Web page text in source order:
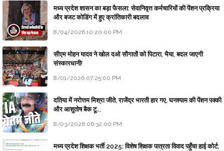
मध्य प्रदेश शासन का बड़ा फैसला: सेवानिवृत्त कर्मचारियों की पेंशन प्रक्रिया
और बजट कोडिंग में हुए क्रांतिकारी बदलाव
8/04/2026 10:20:00 PM
सीएम मोहन यादव ने खोल दओ सौगातों को पिटारा, भैया, बदल जाएगी
संस्कारधानी!
8/01/2026 07:25:00 PM
दतिया में नरोत्तम मिश्रा जीते, राजेंद्र भारती हार गए, घनश्याम की पेंशन पक्की
और आशुतोष बैक टू...
8/03/2026 06:32:00 PM
मध्य प्रदेश शिक्षक भर्ती 2025: विशेष शिक्षक पात्रता विवाद पहुँचा हाई कोर्ट;